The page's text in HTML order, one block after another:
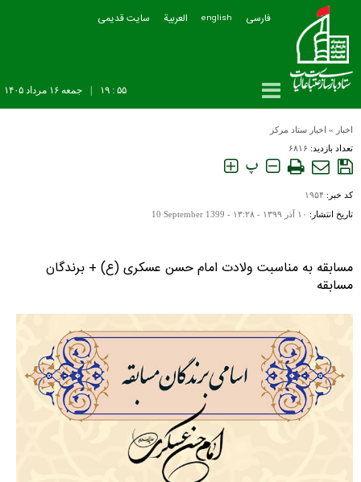
فارسی english العربیة سایت قدیمی
جمعه ۱۶ مرداد ۱۴۰۵ ۵۵ : ۱۹
اخبار » اخبار ستاد مرکز
تعداد بازدید: ۶۸۱۶
پ
کد خبر: ۱۹۵۴
تاریخ انتشار: ۱۰ آذر ۱۳۹۹ - ۱۳:۲۸ - 10 September 1399
مسابقه به مناسبت ولادت امام حسن عسکری (ع) + برندگان
مسابقه